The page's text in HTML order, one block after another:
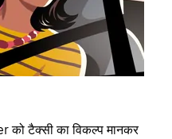
को टैक्सी का विकल्प मानकर